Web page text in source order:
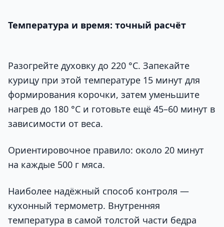
Температура и время: точный расчёт
Разогрейте духовку до 220 °C. Запекайте
курицу при этой температуре 15 минут для
формирования корочки, затем уменьшите
нагрев до 180 °C и готовьте ещё 45–60 минут в
зависимости от веса.
Ориентировочное правило: около 20 минут
на каждые 500 г мяса.
Наиболее надёжный способ контроля —
кухонный термометр. Внутренняя
температура в самой толстой части бедра